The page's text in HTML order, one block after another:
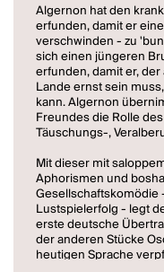
Algernon hat den
erfunden, damit er
verschwinden - zu
sich einen jüngeren
erfunden, damit er,
Lande ernst sein
kann. Algernon
Freundes die Rolle
Täuschungs-,
Mit dieser mit
Aphorismen und
Gesellschaftskomödie
Lustspielerfolg - legt
erste deutsche
der anderen Stücke
heutigen Sprache